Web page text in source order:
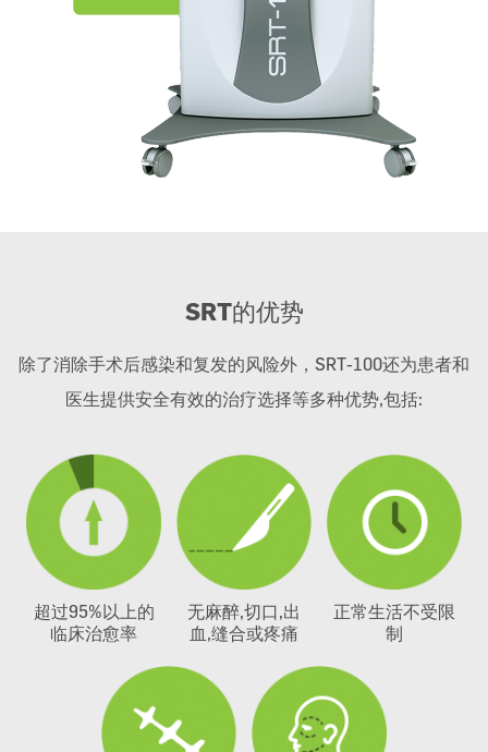
SRT的优势
除了消除手术后感染和复发的风险外，SRT-100还为患者和
医生提供安全有效的治疗选择等多种优势,包括:
超过95%以上的
临床治愈率
无麻醉,切口,出
血,缝合或疼痛
正常生活不受限
制